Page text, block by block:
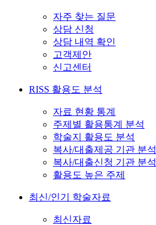
자주 찾는 질문
상담 신청
상담 내역 확인
고객제안
신고센터
RISS 활용도 분석
자료 현황 통계
주제별 활용통계 분석
학술지 활용도 분석
복사/대출제공 기관 분석
복사/대출신청 기관 분석
활용도 높은 주제
최신/인기 학술자료
최신자료